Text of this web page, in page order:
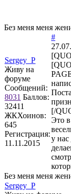
Без меня меня
Sergey_P
Живу на
форуме
Сообщений:
8031 Баллов:
32411
ЖКХоинов:
645
Регистрация:
11.11.2015
#
[/
Это в
у
Без меня меня
Sergey_P